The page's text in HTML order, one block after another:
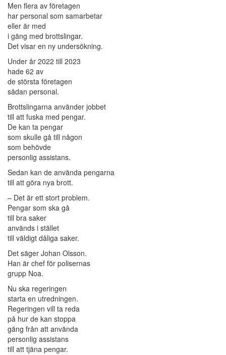
Men flera av företagen
har personal som samarbetar
eller är med
i gäng med brottslingar.
Det visar en ny undersökning.
Under år 2022 till 2023
hade 62 av
de största företagen
sådan personal.
Brottslingarna använder jobbet
till att fuska med pengar.
De kan ta pengar
som skulle gå till någon
som behövde
personlig assistans.
Sedan kan de använda pengarna
till att göra nya brott.
– Det är ett stort problem.
Pengar som ska gå
till bra saker
används i stället
till väldigt dåliga saker.
Det säger Johan Olsson.
Han är chef för polisernas
grupp Noa.
Nu ska regeringen
starta en utredningen.
Regeringen vill ta reda
på hur de kan stoppa
gäng från att använda
personlig assistans
till att tjäna pengar.